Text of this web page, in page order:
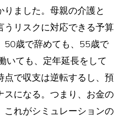
ました。母親の介護と
うリスクに対応できる予算
50歳で辞めても、55歳で
いても、定年延長をして
点で収支は逆転するし、預
スになる。つまり、お金の
これがシミュレーションの